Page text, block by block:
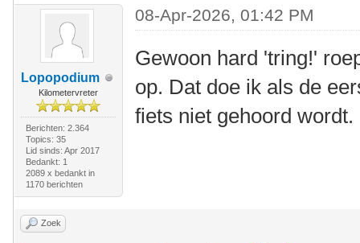
Lopopodium
Kilometervreter
Berichten: 2.364
Topics: 35
Lid sinds: Apr 2017
Bedankt: 1
2089 x bedankt in
1170 berichten
08-Apr-2026, 01:42 PM
Gewoon hard 'tring!'
op. Dat doe ik als de
fiets niet gehoord wordt.
Zoek